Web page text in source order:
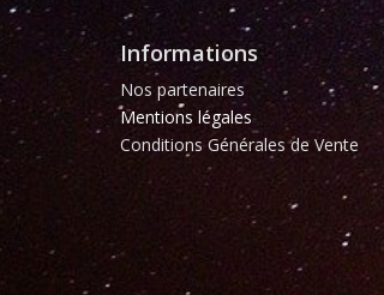
Informations
Nos partenaires
Mentions légales
Conditions Générales de Vente